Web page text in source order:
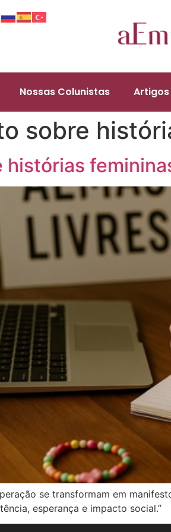
Nossas Colunistas Artigos
sobre
histórias
se transformam em
esperança e impacto social.”